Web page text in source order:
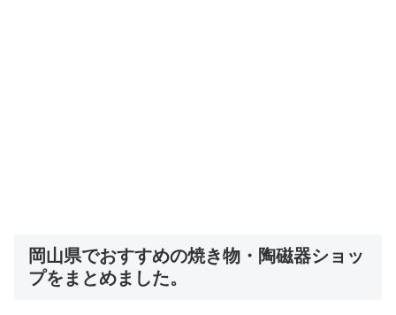
岡山県でおすすめの焼き物・陶磁器ショッ
プをまとめました。